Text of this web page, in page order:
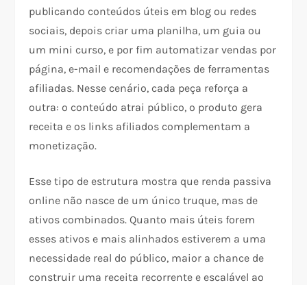
publicando conteúdos úteis em blog ou redes
sociais, depois criar uma planilha, um guia ou
um mini curso, e por fim automatizar vendas por
página, e-mail e recomendações de ferramentas
afiliadas. Nesse cenário, cada peça reforça a
outra: o conteúdo atrai público, o produto gera
receita e os links afiliados complementam a
monetização.​​
Esse tipo de estrutura mostra que renda passiva
online não nasce de um único truque, mas de
ativos combinados. Quanto mais úteis forem
esses ativos e mais alinhados estiverem a uma
necessidade real do público, maior a chance de
construir uma receita recorrente e escalável ao